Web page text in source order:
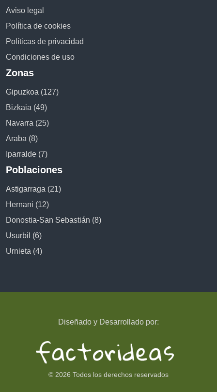
Aviso legal
Política de cookies
Políticas de privacidad
Condiciones de uso
Zonas
Gipuzkoa (127)
Bizkaia (49)
Navarra (25)
Araba (8)
Iparralde (7)
Poblaciones
Astigarraga (21)
Hernani (12)
Donostia-San Sebastián (8)
Usurbil (6)
Urnieta (4)
Diseñado y Desarrollado por:
© 2026 Todos los derechos reservados